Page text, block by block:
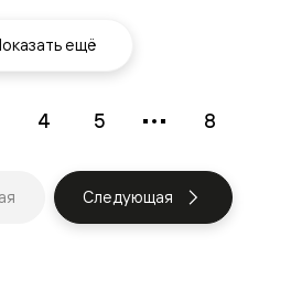
ещё
4 5 8
Следующая